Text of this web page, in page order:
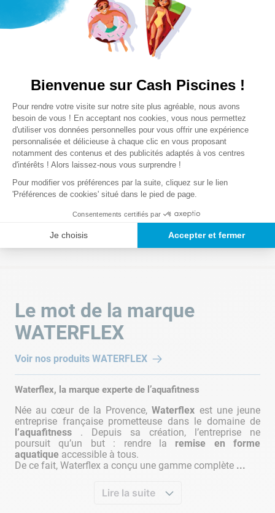
Anode sacrificielle pour
Informations produit
Type de revêtement :Adapté à tous les revêtements
(liner, PVC, carrelage, coque, polyester…)
Matière :100% en acier INOXAISI 316L qualité marine
Finition :Acier brossé avec traitement anticorrosion
Niveau :Intensif
Poids maximal autorisé :150 kg
Utilisateur de 1,30m à 2,05m
Un système de résistance mécanique ajustable Spinning
précisément la résistance mécanique au pédalage. Le
molette, accessible en position assise permet d’ajuster la
difficulté de l’exercice et de personnaliser l’effort de manière
simple et efficace. Le système de résistance est équipé d’une
roue pour doser l’effort de façon précise et pour personnaliser
l’entrainement. Ce système offre la possibilité d’une pratique
de haut niveau. Vous pouvez mêmesimuler une ascension
ressenti immédiat garanti !
MUSCULATION
Avis clients
Chargement de la synthèse…
Veuillez vous connecter pour écrire un avis.
Chargement des avis…
Le mot de la marque
WATERFLEX
Voir nos produits WATERFLEX
Waterflex, la marque experte de l’aquafitness
Née au cœur de la Provence,Waterflex est une jeune
entreprise française prometteuse dans le domaine de
l’aquafitness . Depuis sa création, l’entreprise ne
poursuit qu’un but : rendre la remise en forme
aquatique accessible à tous.
De ce fait, Waterflex a conçu une gamme complète ...
Lire la suite
Bienvenue sur Cash Piscines !
Plateforme de Gestion du
Pour rendre votre visite sur notre site plus agréable, nous avons
besoin de vous ! En acceptant nos cookies, vous nous permettez
d'utiliser vos données personnelles pour vous offrir une expérience
personnalisée et délicieuse à chaque clic en vous proposant
notamment des contenus et des publicités adaptés à vos centres
d'intérêts ! Alors laissez-nous vous surprendre !
Pour modifier vos préférences par la suite, cliquez sur le lien
'Préférences de cookies' situé dans le pied de page.
Consentements certifiés par
Je choisis Accepter et fermer
Axeptio consent